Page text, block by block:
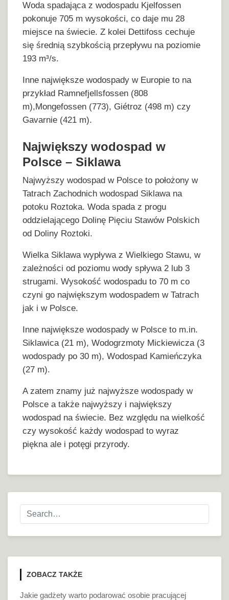
Woda spadająca z wodospadu Kjelfossen
pokonuje 705 m wysokości, co daje mu 28
miejsce na świecie. Z kolei Dettifoss cechuje
się średnią szybkością przepływu na poziomie
193 m³/s.
Inne największe wodospady w Europie to na
przykład Ramnefjellsfossen (808
m),Mongefossen (773), Giétroz (498 m) czy
Gavarnie (421 m).
Największy wodospad w
Polsce – Siklawa
Najwyższy wodospad w Polsce to położony w
Tatrach Zachodnich wodospad Siklawa na
potoku Roztoka. Woda spada z progu
oddzielającego Dolinę Pięciu Stawów Polskich
od Doliny Roztoki.
Wielka Siklawa wypływa z Wielkiego Stawu, w
zależności od poziomu wody spływa 2 lub 3
strugami. Wysokość wodospadu to 70 m co
czyni go największym wodospadem w Tatrach
jak i w Polsce.
Inne największe wodospady w Polsce to m.in.
Siklawica (21 m), Wodogrzmoty Mickiewicza (3
wodospady po 30 m), Wodospad Kamieńczyka
(27 m).
A zatem znamy już najwyższe wodospady w
Polsce a także najwyższy i największy
wodospad na świecie. Bez względu na wielkość
czy wysokość każdy wodospad to wyraz
piękna ale i potęgi przyrody.
ZOBACZ TAKŻE
Jakie gadżety warto podarować osobie pracującej